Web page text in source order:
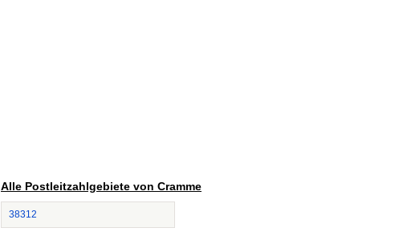
Alle Postleitzahlgebiete von Cramme
38312